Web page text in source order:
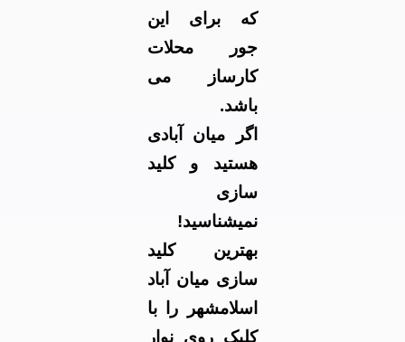
که برای این
جور محلات
کارساز می
باشد.
اگر میان آبادی
هستید و کلید
سازی
نمیشناسید!
بهترین کلید
سازی میان آباد
اسلامشهر را با
کلیک روی نوار